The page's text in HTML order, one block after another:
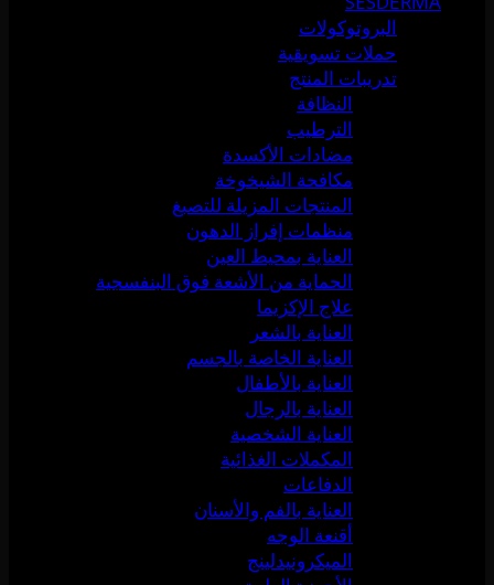
البروتوكولات
حملات تسويقية
تدريبات المنتج
النظافة
الترطيب
مضادات الأكسدة
مكافحة الشيخوخة
المنتجات المزيلة للتصبغ
منظمات إفراز الدهون
العناية بمحيط العين
الحماية من الأشعة فوق البنفسجية
علاج الإكزيما
العناية بالشعر
العناية الخاصة بالجسم
العناية بالأطفال
العناية بالرجال
العناية الشخصية
المكملات الغذائية
الدفاعات
العناية بالفم والأسنان
أقنعة الوجه
الميكرونيدلينج